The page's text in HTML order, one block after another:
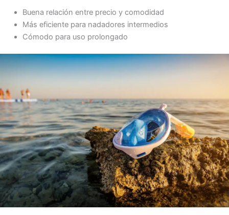
Buena relación entre precio y comodidad
Más eficiente para nadadores intermedios
Cómodo para uso prolongado